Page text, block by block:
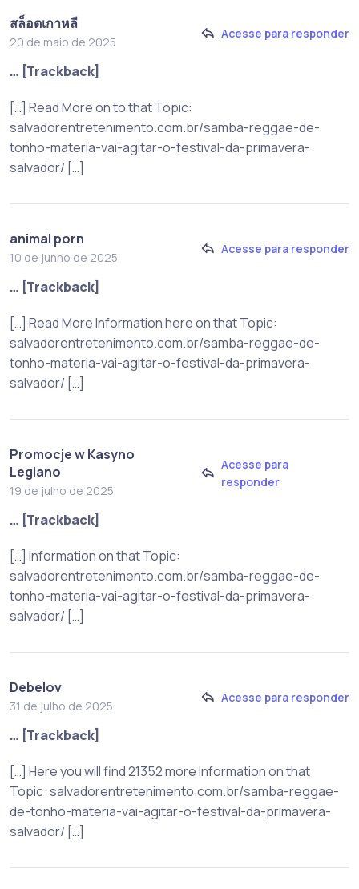
สล็อตเกาหลี
20 de maio de 2025
Acesse para responder
… [Trackback]
[…] Read More on to that Topic:
salvadorentretenimento.com.br/samba-reggae-de-
tonho-materia-vai-agitar-o-festival-da-primavera-
salvador/ […]
animal porn
10 de junho de 2025
Acesse para responder
… [Trackback]
[…] Read More Information here on that Topic:
salvadorentretenimento.com.br/samba-reggae-de-
tonho-materia-vai-agitar-o-festival-da-primavera-
salvador/ […]
Promocje w Kasyno
Legiano
19 de julho de 2025
Acesse para
responder
… [Trackback]
[…] Information on that Topic:
salvadorentretenimento.com.br/samba-reggae-de-
tonho-materia-vai-agitar-o-festival-da-primavera-
salvador/ […]
Debelov
31 de julho de 2025
Acesse para responder
… [Trackback]
[…] Here you will find 21352 more Information on that
Topic: salvadorentretenimento.com.br/samba-reggae-
de-tonho-materia-vai-agitar-o-festival-da-primavera-
salvador/ […]